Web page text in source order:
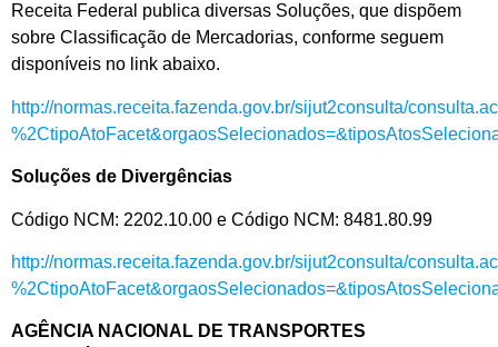
Receita Federal publica diversas Soluções, que dispõem
sobre Classificação de Mercadorias, conforme seguem
disponíveis no link abaixo.
http://normas.receita.fazenda.gov.br/sijut2consulta/
Soluções de Divergências
Código NCM: 2202.10.00 e Código NCM: 8481.80.99
http://normas.receita.fazenda.gov.br/sijut2consulta/
AGÊNCIA NACIONAL DE TRANSPORTES